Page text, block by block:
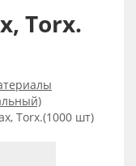
Тorx.
Тorx.(1000 шт)